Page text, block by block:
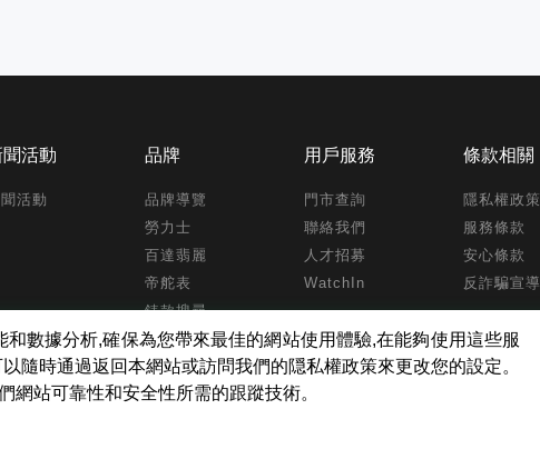
聞活動
活動
品牌
品牌導覽
勞力士
百達翡麗
帝舵表
錶款搜尋
用戶服務
門市查詢
聯絡我們
人才招募
WatchIn
條款相關
隱私權政策
服務條款
安心條款
反詐騙宣導
數據分析,確保為您帶來最佳的網站使用體驗,在能夠使用這些服
隨時通過返回本網站或訪問我們的隠私權政策來更改您的設定。
站可靠性和安全性所需的跟蹤技術。